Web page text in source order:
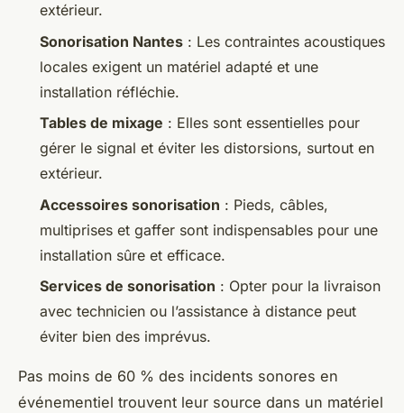
extérieur.
Sonorisation Nantes : Les contraintes acoustiques
locales exigent un matériel adapté et une
installation réfléchie.
Tables de mixage : Elles sont essentielles pour
gérer le signal et éviter les distorsions, surtout en
extérieur.
Accessoires sonorisation : Pieds, câbles,
multiprises et gaffer sont indispensables pour une
installation sûre et efficace.
Services de sonorisation : Opter pour la livraison
avec technicien ou l’assistance à distance peut
éviter bien des imprévus.
Pas moins de 60 % des incidents sonores en
événementiel trouvent leur source dans un matériel